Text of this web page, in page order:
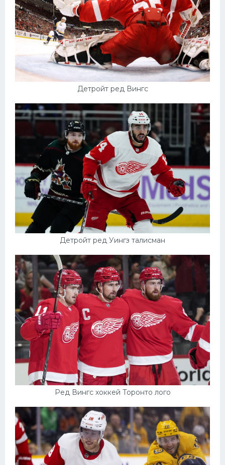
Детройт ред Вингс
Детройт ред Уингз талисман
Ред Вингс хоккей Торонто лого